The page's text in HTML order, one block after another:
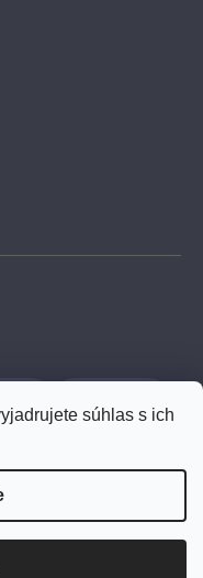
súhlas s ich